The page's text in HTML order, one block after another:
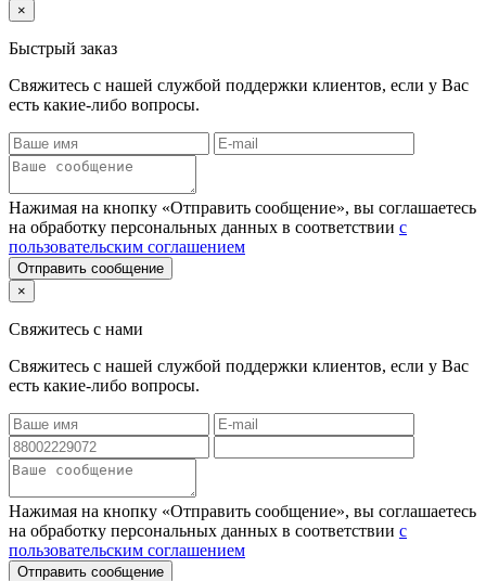
×
Быстрый заказ
Свяжитесь с нашей службой поддержки клиентов, если у Вас
есть какие-либо вопросы.
Нажимая на кнопку «Отправить сообщение», вы соглашаетесь
на обработку персональных данных в соответствии с
пользовательским соглашением
Отправить сообщение
×
Свяжитесь с нами
Свяжитесь с нашей службой поддержки клиентов, если у Вас
есть какие-либо вопросы.
Нажимая на кнопку «Отправить сообщение», вы соглашаетесь
на обработку персональных данных в соответствии с
пользовательским соглашением
Отправить сообщение